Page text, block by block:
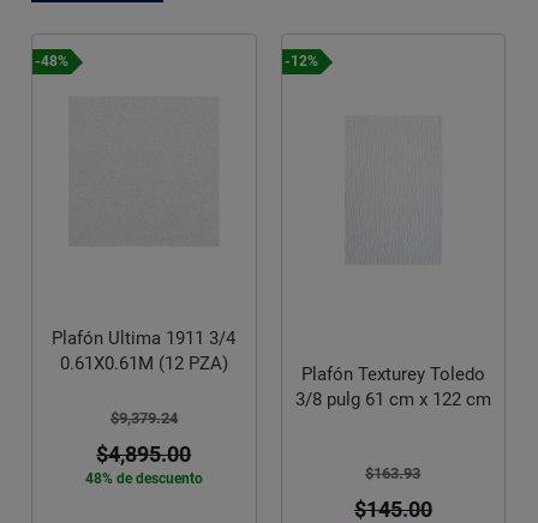
-12%
Plafón Texturey Toledo
$163.93
-10%
Plafón Fissured 755 5/8
0.61X1.22M (12 PZA)
$4,049.79
$3,644.81